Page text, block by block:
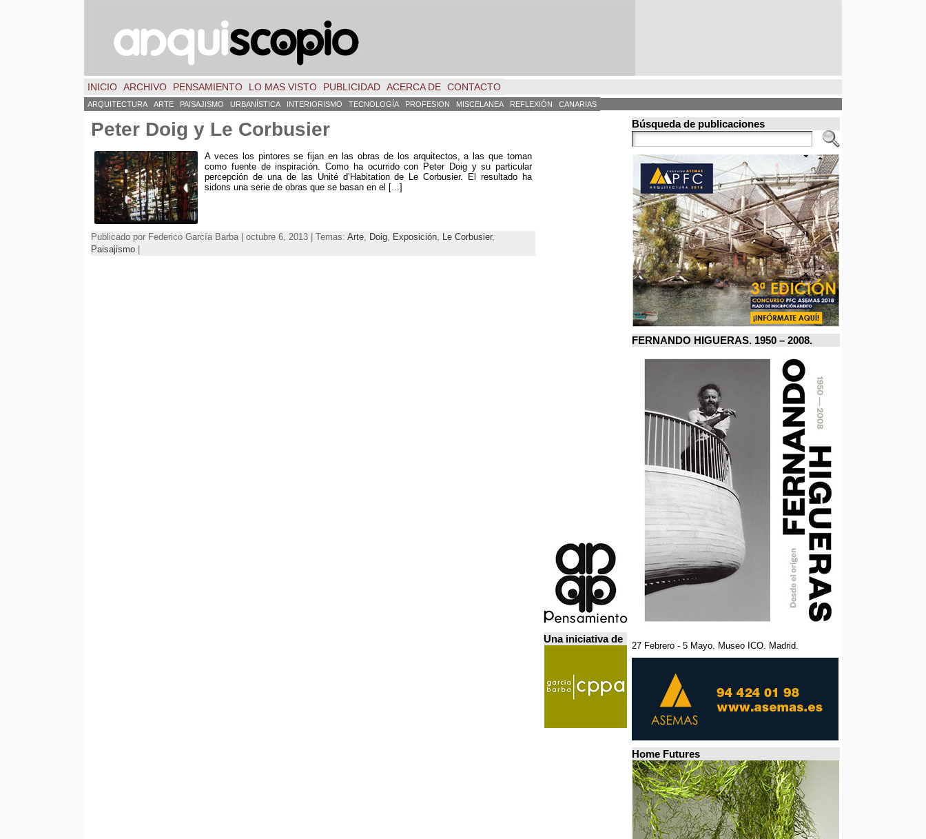
INICIO ARCHIVO PENSAMIENTO LO MAS VISTO PUBLICIDAD ACERCA DE CONTACTO
ARQUITECTURA ARTE PAISAJISMO URBANÍSTICA INTERIORISMO TECNOLOGÍA PROFESION MISCELANEA REFLEXIÓN CANARIAS
Peter Doig y Le Corbusier
A veces los pintores se fijan en las obras de los arquitectos, a las que toman
como fuente de inspiración. Como ha ocurrido con Peter Doig y su particular
percepción de una de las Unité d’Habitation de Le Corbusier. El resultado ha
sidons una serie de obras que se basan en el [...]
Publicado por Federico García Barba | octubre 6, 2013 | Temas: Arte Doig Exposición Le Corbusier,
Paisajismo
Una iniciativa de
Búsqueda de publicaciones
FERNANDO HIGUERAS. 1950 – 2008.
27 Febrero - 5 Mayo. Museo ICO. Madrid.
Home Futures